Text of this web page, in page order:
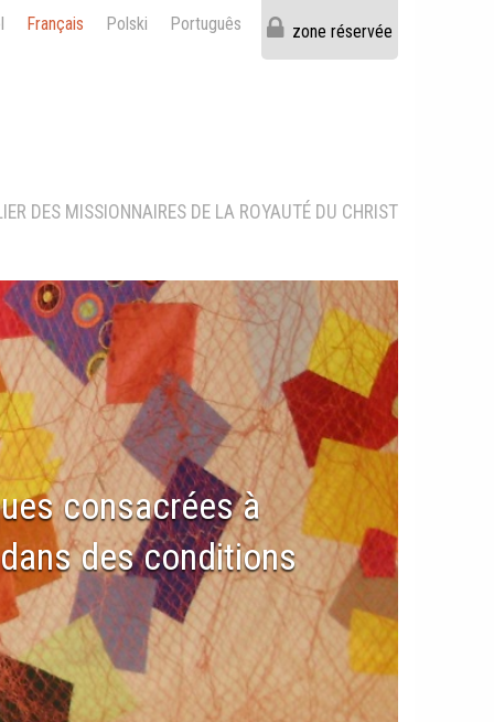
zone réservée
Français Polski Português
DES MISSIONNAIRES DE LA ROYAUTÉ DU CHRIST
consacrées à
des conditions